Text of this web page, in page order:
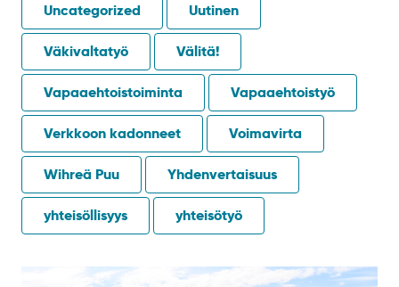
Uncategorized Uutinen
Väkivaltatyö Välitä!
Vapaaehtoistoiminta Vapaaehtoistyö
Verkkoon kadonneet Voimavirta
Wihreä Puu Yhdenvertaisuus
yhteisöllisyys yhteisötyö